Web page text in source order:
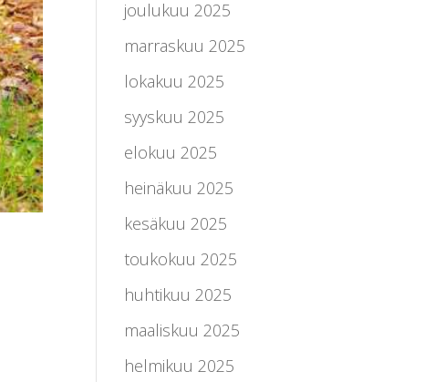
joulukuu 2025
marraskuu 2025
lokakuu 2025
syyskuu 2025
elokuu 2025
heinäkuu 2025
kesäkuu 2025
toukokuu 2025
huhtikuu 2025
maaliskuu 2025
helmikuu 2025